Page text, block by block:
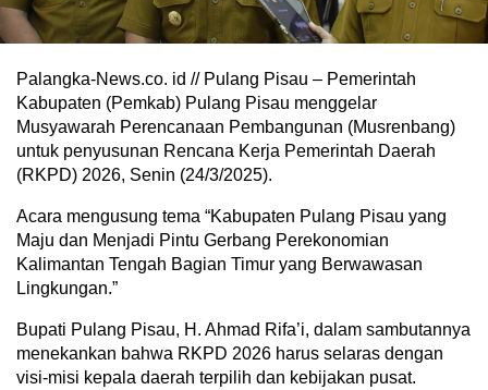
Palangka-News.co. id // Pulang Pisau – Pemerintah
Kabupaten (Pemkab) Pulang Pisau menggelar
Musyawarah Perencanaan Pembangunan (Musrenbang)
untuk penyusunan Rencana Kerja Pemerintah Daerah
(RKPD) 2026, Senin (24/3/2025).
Acara mengusung tema “Kabupaten Pulang Pisau yang
Maju dan Menjadi Pintu Gerbang Perekonomian
Kalimantan Tengah Bagian Timur yang Berwawasan
Lingkungan.”
Bupati Pulang Pisau, H. Ahmad Rifa’i, dalam sambutannya
menekankan bahwa RKPD 2026 harus selaras dengan
visi-misi kepala daerah terpilih dan kebijakan pusat.